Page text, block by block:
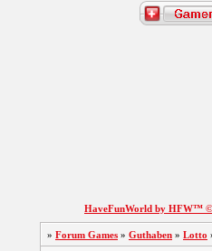
HaveFunWorld by HFW™
» Forum Games » Guthaben » Lotto